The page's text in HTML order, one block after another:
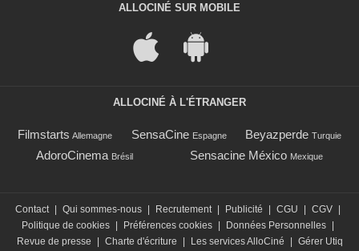
ALLOCINÉ SUR MOBILE
ALLOCINÉ À L'ÉTRANGER
Filmstarts Allemagne SensaCine Espagne Beyazperde Turquie
AdoroCinema Brésil Sensacine México Mexique
Contact | Qui sommes-nous | Recrutement | Publicité | CGU | CGV |
Politique de cookies | Préférences cookies | Données Personnelles |
Revue de presse
| Charte d'écriture | Les services AlloCiné | Gérer Utiq